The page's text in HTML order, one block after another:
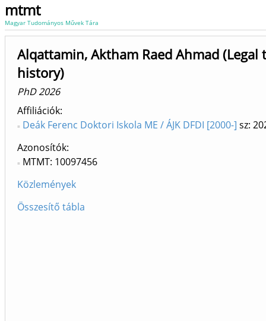
mtmt
Magyar Tudományos Művek Tára
Alqattamin, Aktham Raed Ahmad (Legal
history)
PhD 2026
Affiliációk
Deák Ferenc Doktori Iskola ME / ÁJK DFDI [2000-] sz:
Azonosítók
MTMT: 10097456
Közlemények
Összesítő tábla